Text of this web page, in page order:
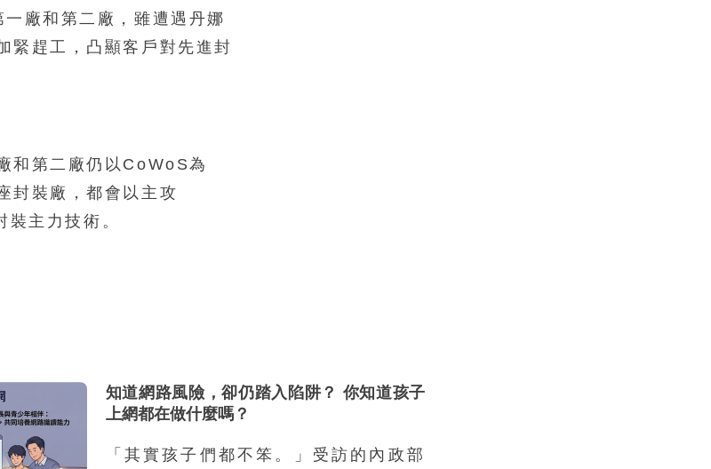
廠和第二廠，雖遭遇丹娜
緊趕工，凸顯客戶對先進封
和第二廠仍以CoWoS為
封裝廠，都會以主攻
主力技術。
知道網路風險，卻仍踏入陷阱？ 你知道孩子
上網都在做什麼嗎？
「其實孩子們都不笨。」受訪的內政部